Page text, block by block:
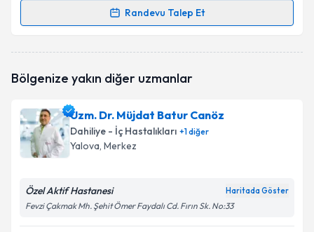
Randevu Talep Et
Randevu Takvimi Talebi
oluşturun. Size bu uzmandan randevu almanız için bir
E-posta Adresiniz
Kişisel verilerimin işlenmesine ilişkin
Aydınlatma
Metni'ni okudum ve kişisel verilerimin belirtilen
Bölgenize yakın diğer uzmanlar
Uzm. Dr. Müjdat Batur Canöz
Dahiliye - İç Hastalıkları +1diğer
Yalova, Merkez
Özel Aktif Hastanesi Haritada Göster
Fevzi Çakmak Mh. Şehit Ömer Faydalı Cd. Fırın Sk. No:33